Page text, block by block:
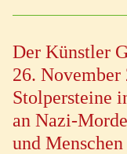
Der Künstler
26. November
Stolpersteine
an Nazi-
und